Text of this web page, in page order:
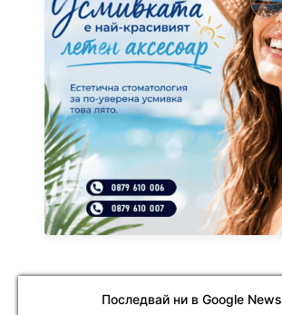
Последвай ни в Google News